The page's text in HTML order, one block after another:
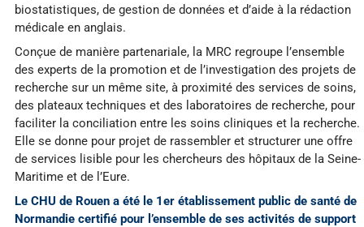
biostatistiques, de gestion de données et d’aide à la rédaction
médicale en anglais.
Conçue de manière partenariale, la MRC regroupe l’ensemble
des experts de la promotion et de l’investigation des projets de
recherche sur un même site, à proximité des services de soins,
des plateaux techniques et des laboratoires de recherche, pour
faciliter la conciliation entre les soins cliniques et la recherche.
Elle se donne pour projet de rassembler et structurer une offre
de services lisible pour les chercheurs des hôpitaux de la Seine-
Maritime et de l’Eure.
Le CHU de Rouen a été le 1er établissement public de santé de
Normandie certifié pour l’ensemble de ses activités de support